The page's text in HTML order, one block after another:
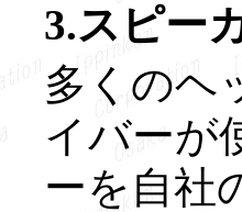
3.スピー
多くのヘ
イバーが
ーを自社